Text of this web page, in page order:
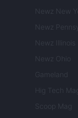
Newz New
Newz
Newz Illinois
Newz Ohio
Gameland
Hig Tech
Scoop Mag